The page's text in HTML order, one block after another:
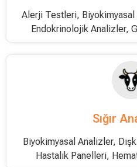
Alerji Testleri, Biyokimyasal
Endokrinolojik Analizler,
Sığır
Biyokimyasal Analizler,
Hastalık Panelleri,